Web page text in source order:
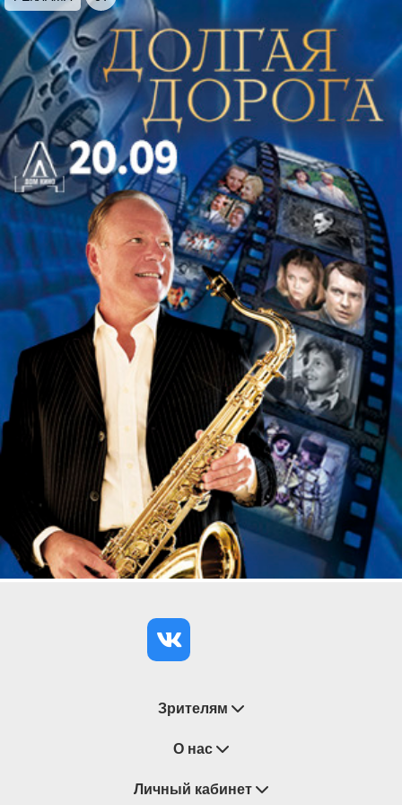
зал петь и танцевать в едином ритме. Уникальный
голос широкого диапазона, неподражаемая
манера исполнения и огромное человеческое
обаяние Сергея Рогожина покорят даже
взыскательного зрителя.
Праздничная
программа «Петербург‑концерта»— это
прекрасная возможность провести приятный
вечер в компании друзей и насладиться мощью
живого звука и вокала.
Продолжительность: 1 час 20 минут без антракта
Зрителям
Восстановление билетов
Замена / Отмена / Перенос мероприятий
О нас
О компании
Личный кабинет